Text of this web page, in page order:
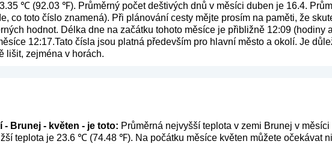
℃ (92.03 ℉). Průměrný počet deštivých dnů v měsíci duben je 16.4.
co toto číslo znamená). Při plánování cesty mějte prosím na paměti, že
hodnot. Délka dne na začátku tohoto měsíce je přibližně 12:09 (hodiny
12:17.Tato čísla jsou platná především pro hlavní město a okolí. Je
lišit, zejména v horách.
Brunej - květen - je toto: Průměrná nejvyšší teplota v zemi Brunej v
teplota je 23.6 ℃ (74.48 ℉). Na počátku měsíce květen můžete očekávat